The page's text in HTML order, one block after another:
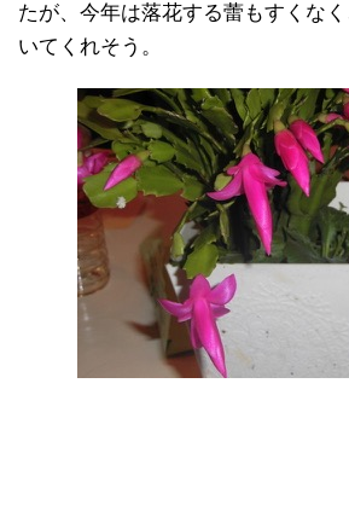
たが、今年は落花する蕾もすくな
いてくれそう。